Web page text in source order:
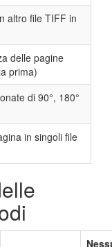
altro file TIFF in
delle pagine
prima)
di 90°, 180°
in singoli file